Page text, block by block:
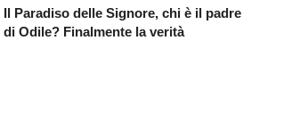
Il Paradiso delle Signore, chi è il padre
di Odile? Finalmente la verità